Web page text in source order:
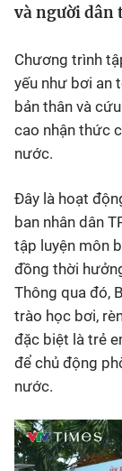
Các môn khác
VIDEO
Bên lề
và người dân
Chương trình
yếu như bơi an
bản thân và
cao nhận thức
nước.
Đây là hoạt
ban nhân dân
tập luyện môn
đồng thời
Thông qua đó,
trào học bơi,
đặc biệt là trẻ
để chủ động
nước.